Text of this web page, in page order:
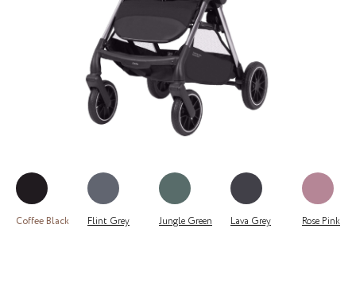
Coffee Black Flint Grey Jungle Green Lava Grey Rose Pink